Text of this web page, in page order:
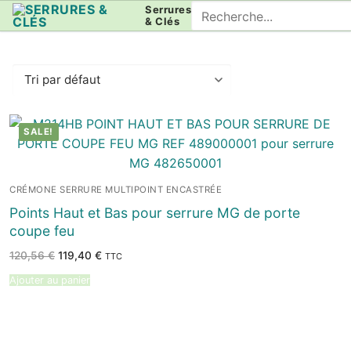
Aller
au
Serrures
& Clés
Rechercher
:
SALE!
CRÉMONE SERRURE MULTIPOINT ENCASTRÉE
Points Haut et Bas pour serrure MG de porte
coupe feu
120,56€ Le
initial
était :
119,40 €Le
TTC
Ajouter au panier